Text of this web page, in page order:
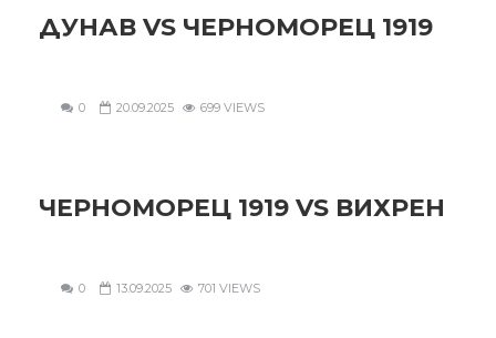
ДУНАВ VS ЧЕРНОМОРЕЦ 1919
0 20.09.2025 699 VIEWS
ЧЕРНОМОРЕЦ 1919 VS ВИХРЕН
0 13.09.2025 701 VIEWS